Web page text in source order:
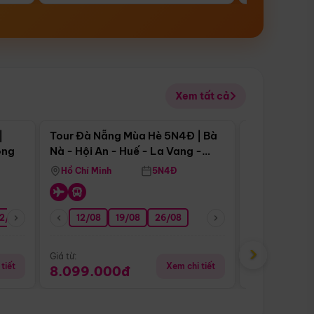
Xem tất cả
08 26/08 05/09 09/09 12/09
tiết
Điểm nổi bật
Tour Đà Nẵng Mùa Hè 5N4Đ | Bà
Nà - Hội An - Huế - La Vang -
Động Thiên Đường
Hồ Chí Minh 5N4Đ
12/08 19/08 26/08
Giá từ:
8.099.000đ Xem chi tiết
Giá từ:
›